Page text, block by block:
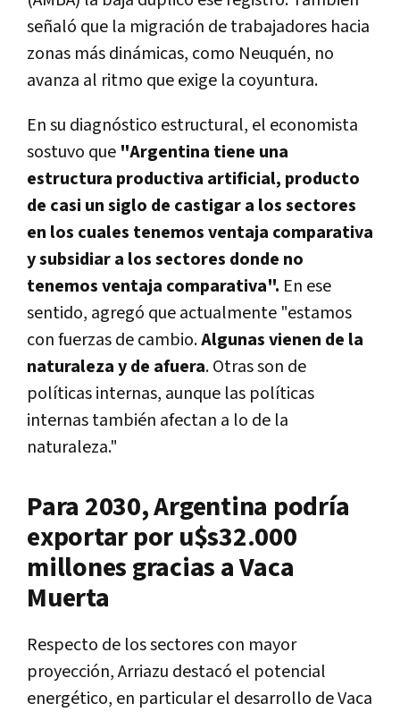
señaló que la migración de trabajadores hacia
zonas más dinámicas, como Neuquén, no
avanza al ritmo que exige la coyuntura.
En su diagnóstico estructural, el economista
sostuvo que "Argentina tiene una
estructura productiva artificial, producto
de casi un siglo de castigar a los sectores
en los cuales tenemos ventaja comparativa
y subsidiar a los sectores donde no
tenemos ventaja comparativa". En ese
sentido, agregó que actualmente "estamos
con fuerzas de cambio.Algunas vienen de la
naturaleza y de afuera. Otras son de
políticas internas, aunque las políticas
internas también afectan a lo de la
naturaleza."
Para 2030, Argentina podría
exportar por u$s32.000
millones gracias a Vaca
Muerta
Respecto de los sectores con mayor
proyección, Arriazu destacó el potencial
energético, en particular el desarrollo de Vaca